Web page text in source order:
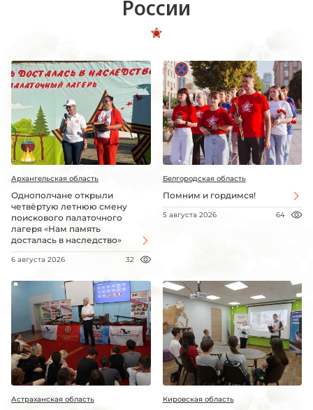
России
Архангельская область
Однополчане открыли
четвёртую летнюю смену
поискового палаточного
лагеря «Нам память
досталась в наследство»
6 августа 2026 32
Белгородская область
Помним и гордимся!
5 августа 2026 64
Астраханская область Кировская область